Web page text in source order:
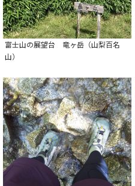
富士山の展望台 竜ヶ岳（山梨百名
山）